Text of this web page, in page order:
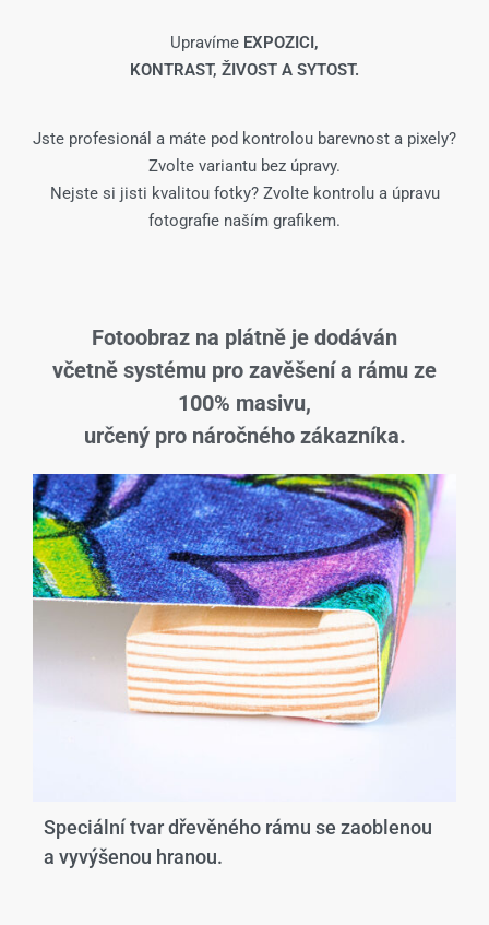
Upravíme EXPOZICI,
KONTRAST, ŽIVOST A SYTOST.
Jste profesionál a máte pod kontrolou barevnost a pixely?
Zvolte variantu bez úpravy.
Nejste si jisti kvalitou fotky? Zvolte kontrolu a úpravu
fotografie naším grafikem.
Fotoobraz na plátně je dodáván
včetně systému pro zavěšení a rámu ze
100% masivu,
určený pro náročného zákazníka.
Speciální tvar dřevěného rámu se zaoblenou
a vyvýšenou hranou.​